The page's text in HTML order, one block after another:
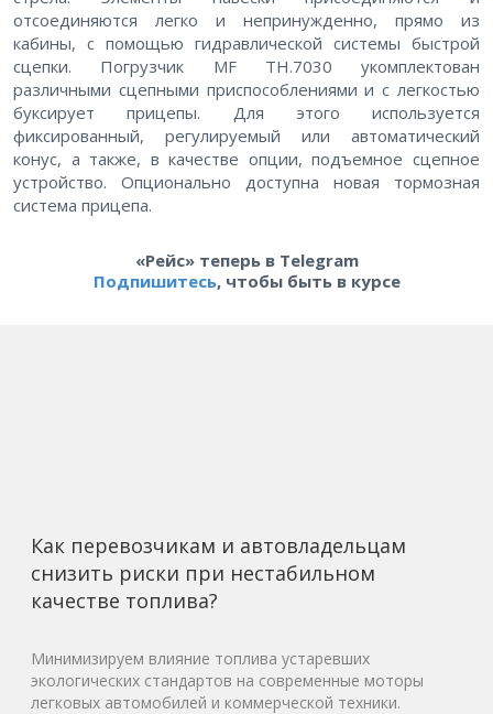
отсоединяются легко и непринужденно, прямо из
кабины, с помощью гидравлической системы быстрой
сцепки. Погрузчик MF TH.7030 укомплектован
различными сцепными приспособлениями и с легкостью
буксирует прицепы. Для этого используется
фиксированный, регулируемый или автоматический
конус, а также, в качестве опции, подъемное сцепное
устройство. Опционально доступна новая тормозная
система прицепа.
«Рейс» теперь в Telegram
Подпишитесь, чтобы быть в курсе
Как перевозчикам и автовладельцам
снизить риски при нестабильном
качестве топлива?
Минимизируем влияние топлива устаревших
экологических стандартов на современные моторы
легковых автомобилей и коммерческой техники.